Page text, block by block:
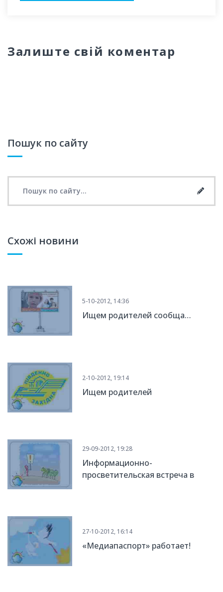
Залиште свій коментар
Пошук по сайту
Схожі новини
5-10-2012, 14:36
Ищем родителей сообща…
2-10-2012, 19:14
Ищем родителей
29-09-2012, 19:28
Информационно-
просветительская встреча в
27-10-2012, 16:14
«Медиапаспорт» работает!